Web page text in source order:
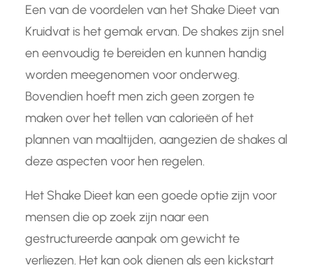
Een van de voordelen van het Shake Dieet van
Kruidvat is het gemak ervan. De shakes zijn snel
en eenvoudig te bereiden en kunnen handig
worden meegenomen voor onderweg.
Bovendien hoeft men zich geen zorgen te
maken over het tellen van calorieën of het
plannen van maaltijden, aangezien de shakes al
deze aspecten voor hen regelen.
Het Shake Dieet kan een goede optie zijn voor
mensen die op zoek zijn naar een
gestructureerde aanpak om gewicht te
verliezen. Het kan ook dienen als een kickstart